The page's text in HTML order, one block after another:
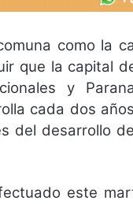
como la
que la capital
y
cada dos
del desarrollo
este